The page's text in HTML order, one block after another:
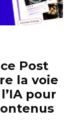
Post
la voie
pour